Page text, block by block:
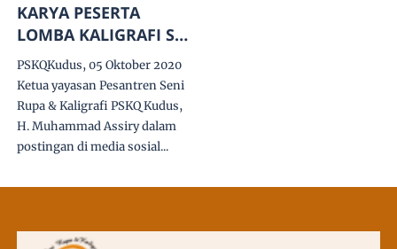
KARYA PESERTA
LOMBA KALIGRAFI Se
ASEAN 2020 PSKQ
KUDUS
PSKQKudus, 05 Oktober 2020
Ketua yayasan Pesantren Seni
Rupa & Kaligrafi PSKQ Kudus,
H. Muhammad Assiry dalam
postingan di media sosial...